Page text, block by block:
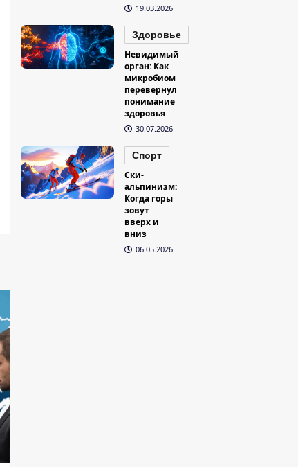
19.03.2026
Здоровье
Невидимый
орган: Как
микробиом
перевернул
понимание
здоровья
30.07.2026
Спорт
Ски-
альпинизм:
Когда горы
зовут
вверх и
вниз
06.05.2026